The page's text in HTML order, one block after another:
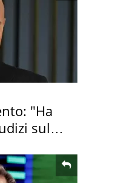
"Ha
sul